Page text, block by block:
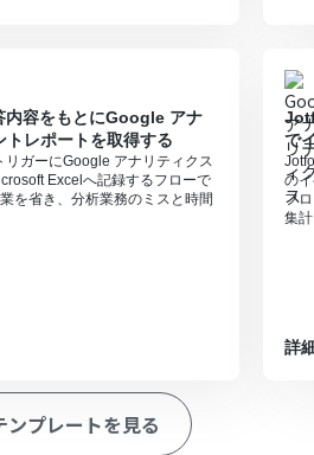
容をもとにGoogle アナ
トレポートを取得する
ガーにGoogle アナリティクス
Excelへ記録するフローで
を省き、分析業務のミスと時間
で
の
フ
集計
詳
ンプレートを見る